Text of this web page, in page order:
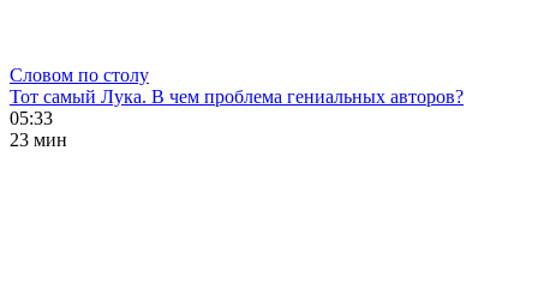
Словом по столу
Тот самый Лука. В чем проблема гениальных авторов?
05:33
23 мин